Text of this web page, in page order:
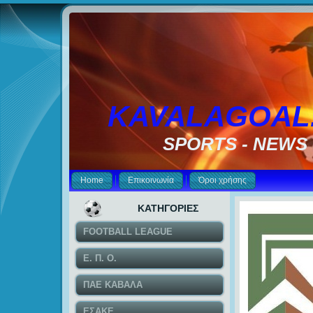
SPORTS - NEWS
Home Επικοινωνία Όροι χρήσης
ΚΑΤΗΓΟΡΙΕΣ
FOOTBALL LEAGUE
Ε. Π. Ο.
ΠΑΕ ΚΑΒΑΛΑ